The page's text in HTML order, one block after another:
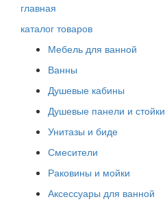
главная
каталог товаров
Мебель для ванной
Ванны
Душевые кабины
Душевые панели и стойки
Унитазы и биде
Смесители
Раковины и мойки
Аксессуары для ванной